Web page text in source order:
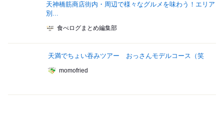
天神橋筋商店街内・周辺で様々なグルメを味わう！エリア
別...
食べログまとめ編集部
天満でちょい吞みツアー おっさんモデルコース（笑
momofried